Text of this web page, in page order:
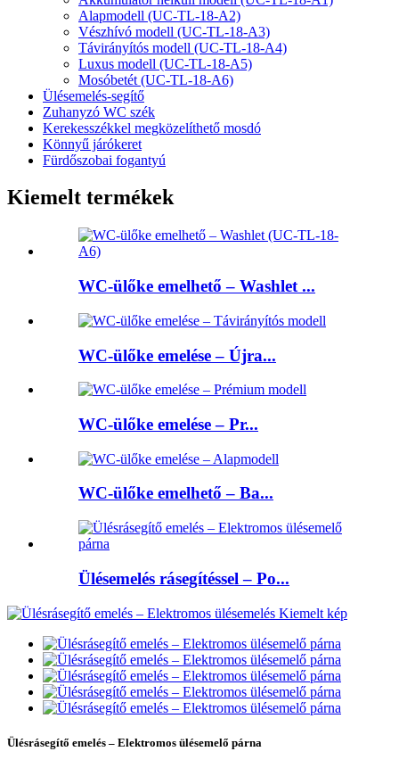
Alapmodell (UC-TL-18-A2)
Vészhívó modell (UC-TL-18-A3)
Távirányítós modell (UC-TL-18-A4)
Luxus modell (UC-TL-18-A5)
Mosóbetét (UC-TL-18-A6)
Ülésemelés-segítő
Zuhanyzó WC szék
Kerekesszékkel megközelíthető mosdó
Könnyű járókeret
Fürdőszobai fogantyú
Kiemelt termékek
WC-ülőke emelhető – Washlet ...
WC-ülőke emelése – Újra...
WC-ülőke emelése – Pr...
WC-ülőke emelhető – Ba...
Ülésemelés rásegítéssel – Po...
Ülésrásegítő emelés – Elektromos ülésemelő párna